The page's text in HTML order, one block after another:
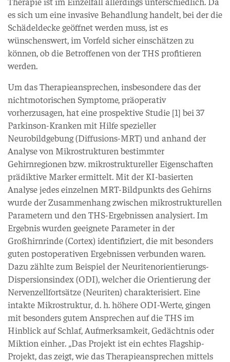
es sich um eine invasive Behandlung handelt, bei der die
Schädeldecke geöffnet werden muss, ist es
wünschenswert, im Vorfeld sicher einschätzen zu
können, ob die Betroffenen von der THS profitieren
werden.
Um das Therapieansprechen, insbesondere das der
nichtmotorischen Symptome, präoperativ
vorherzusagen, hat eine prospektive Studie [1] bei 37
Parkinson-Kranken mit Hilfe spezieller
Neurobildgebung (Diffusions-MRT) und anhand der
Analyse von Mikrostrukturen bestimmter
Gehirnregionen bzw. mikrostruktureller Eigenschaften
prädiktive Marker ermittelt. Mit der KI-basierten
Analyse jedes einzelnen MRT-Bildpunkts des Gehirns
wurde der Zusammenhang zwischen mikrostrukturellen
Parametern und den THS-Ergebnissen analysiert. Im
Ergebnis wurden geeignete Parameter in der
Großhirnrinde (Cortex) identifiziert, die mit besonders
guten postoperativen Ergebnissen verbunden waren.
Dazu zählte zum Beispiel der Neuritenorientierungs-
Dispersionsindex (ODI), welcher die Orientierung der
Nervenzellfortsätze (Neuriten) charakterisiert. Eine
intakte Mikrostruktur, d. h. höhere ODI-Werte, gingen
mit besonders gutem Ansprechen auf die THS im
Hinblick auf Schlaf, Aufmerksamkeit, Gedächtnis oder
Miktion einher. „Das Projekt ist ein echtes Flagship-
Projekt, das zeigt, wie das Therapieansprechen mittels